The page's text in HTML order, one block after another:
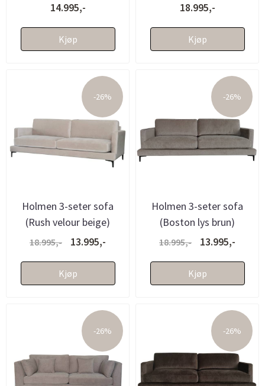
14.995,-
Kjøp
18.995,-
Kjøp
-26%
Holmen 3-seter sofa
(Rush velour beige)
18.995,- 13.995,-
Kjøp
-26%
Holmen 3-seter sofa
(Boston lys brun)
18.995,- 13.995,-
Kjøp
-26% -26%